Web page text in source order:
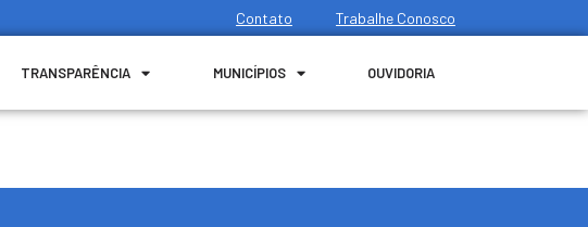
Contato Trabalhe Conosco
TRANSPARÊNCIA MUNICÍPIOS OUVIDORIA